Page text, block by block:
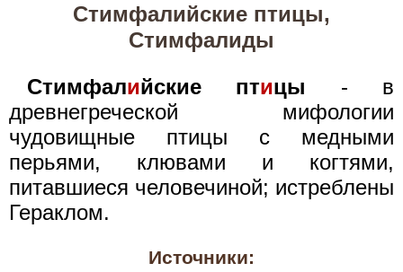
Стимфалийские птицы,
Стимфалиды
Стимфалийские птицы - в
древнегреческой мифологии
чудовищные птицы с медными
перьями, клювами и когтями,
питавшиеся человечиной; истреблены
Гераклом.
Источники: